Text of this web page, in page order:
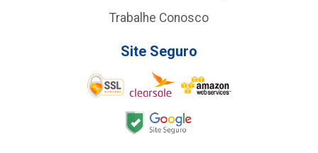
Trabalhe Conosco
Site Seguro